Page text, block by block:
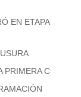
EN ETAPA
PRIMERA C